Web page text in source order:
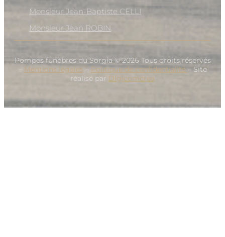
Monsieur Jean-Baptiste CELLI
Monsieur Jean ROBIN
Pompes funèbres du Sorgia © 2026 Tous droits réservés
– Mentions légales –Politique de confidentialité – Site
réalisé par Digicomcrea